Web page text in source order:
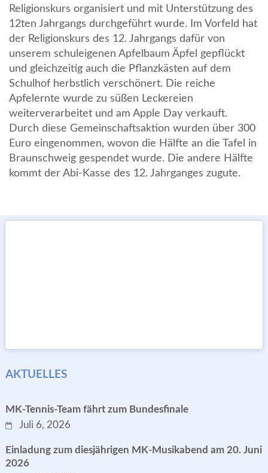
Religionskurs organisiert und mit Unterstützung des
12ten Jahrgangs durchgeführt wurde. Im Vorfeld hat
der Religionskurs des 12. Jahrgangs dafür von
unserem schuleigenen Apfelbaum Äpfel gepflückt
und gleichzeitig auch die Pflanzkästen auf dem
Schulhof herbstlich verschönert. Die reiche
Apfelernte wurde zu süßen Leckereien
weiterverarbeitet und am Apple Day verkauft.
Durch diese Gemeinschaftsaktion wurden über 300
Euro eingenommen, wovon die Hälfte an die Tafel in
Braunschweig gespendet wurde. Die andere Hälfte
kommt der Abi-Kasse des 12. Jahrganges zugute.
AKTUELLES
MK-Tennis-Team fährt zum Bundesfinale
Juli 6, 2026
Einladung zum diesjährigen MK-Musikabend am 20. Juni
2026